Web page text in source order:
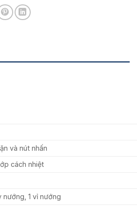
và nút nhấn
cách nhiệt
nướng, 1 vỉ nướng